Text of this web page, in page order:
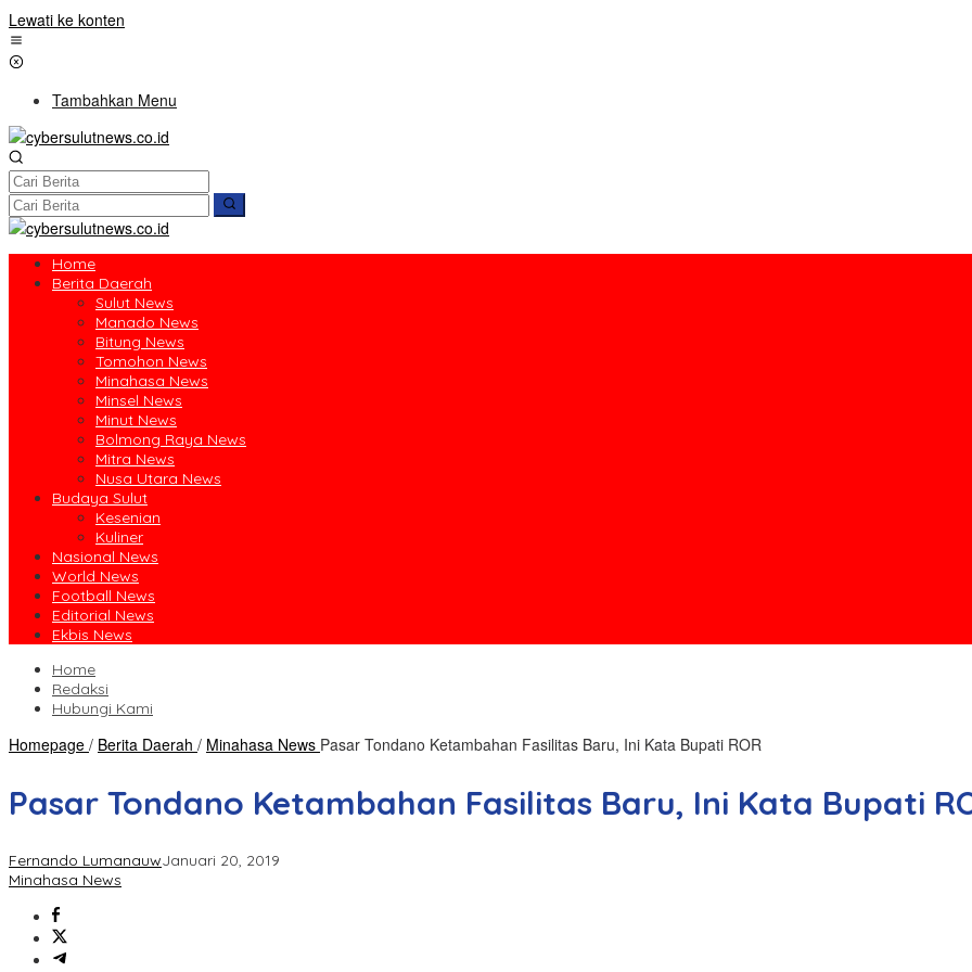
Lewati ke konten
Tambahkan Menu
Home
Berita Daerah
Sulut News
Manado News
Bitung News
Tomohon News
Minahasa News
Minsel News
Minut News
Bolmong Raya News
Mitra News
Nusa Utara News
Budaya Sulut
Kesenian
Kuliner
Nasional News
World News
Football News
Editorial News
Ekbis News
Home
Redaksi
Hubungi Kami
Homepage / Berita Daerah / Minahasa News Pasar Tondano Ketambahan Fasilitas Baru, Ini Kata Bupati ROR
Pasar Tondano Ketambahan Fasilitas Baru, Ini Kata Bupati
Fernando LumanauwJanuari 20, 2019
Minahasa News